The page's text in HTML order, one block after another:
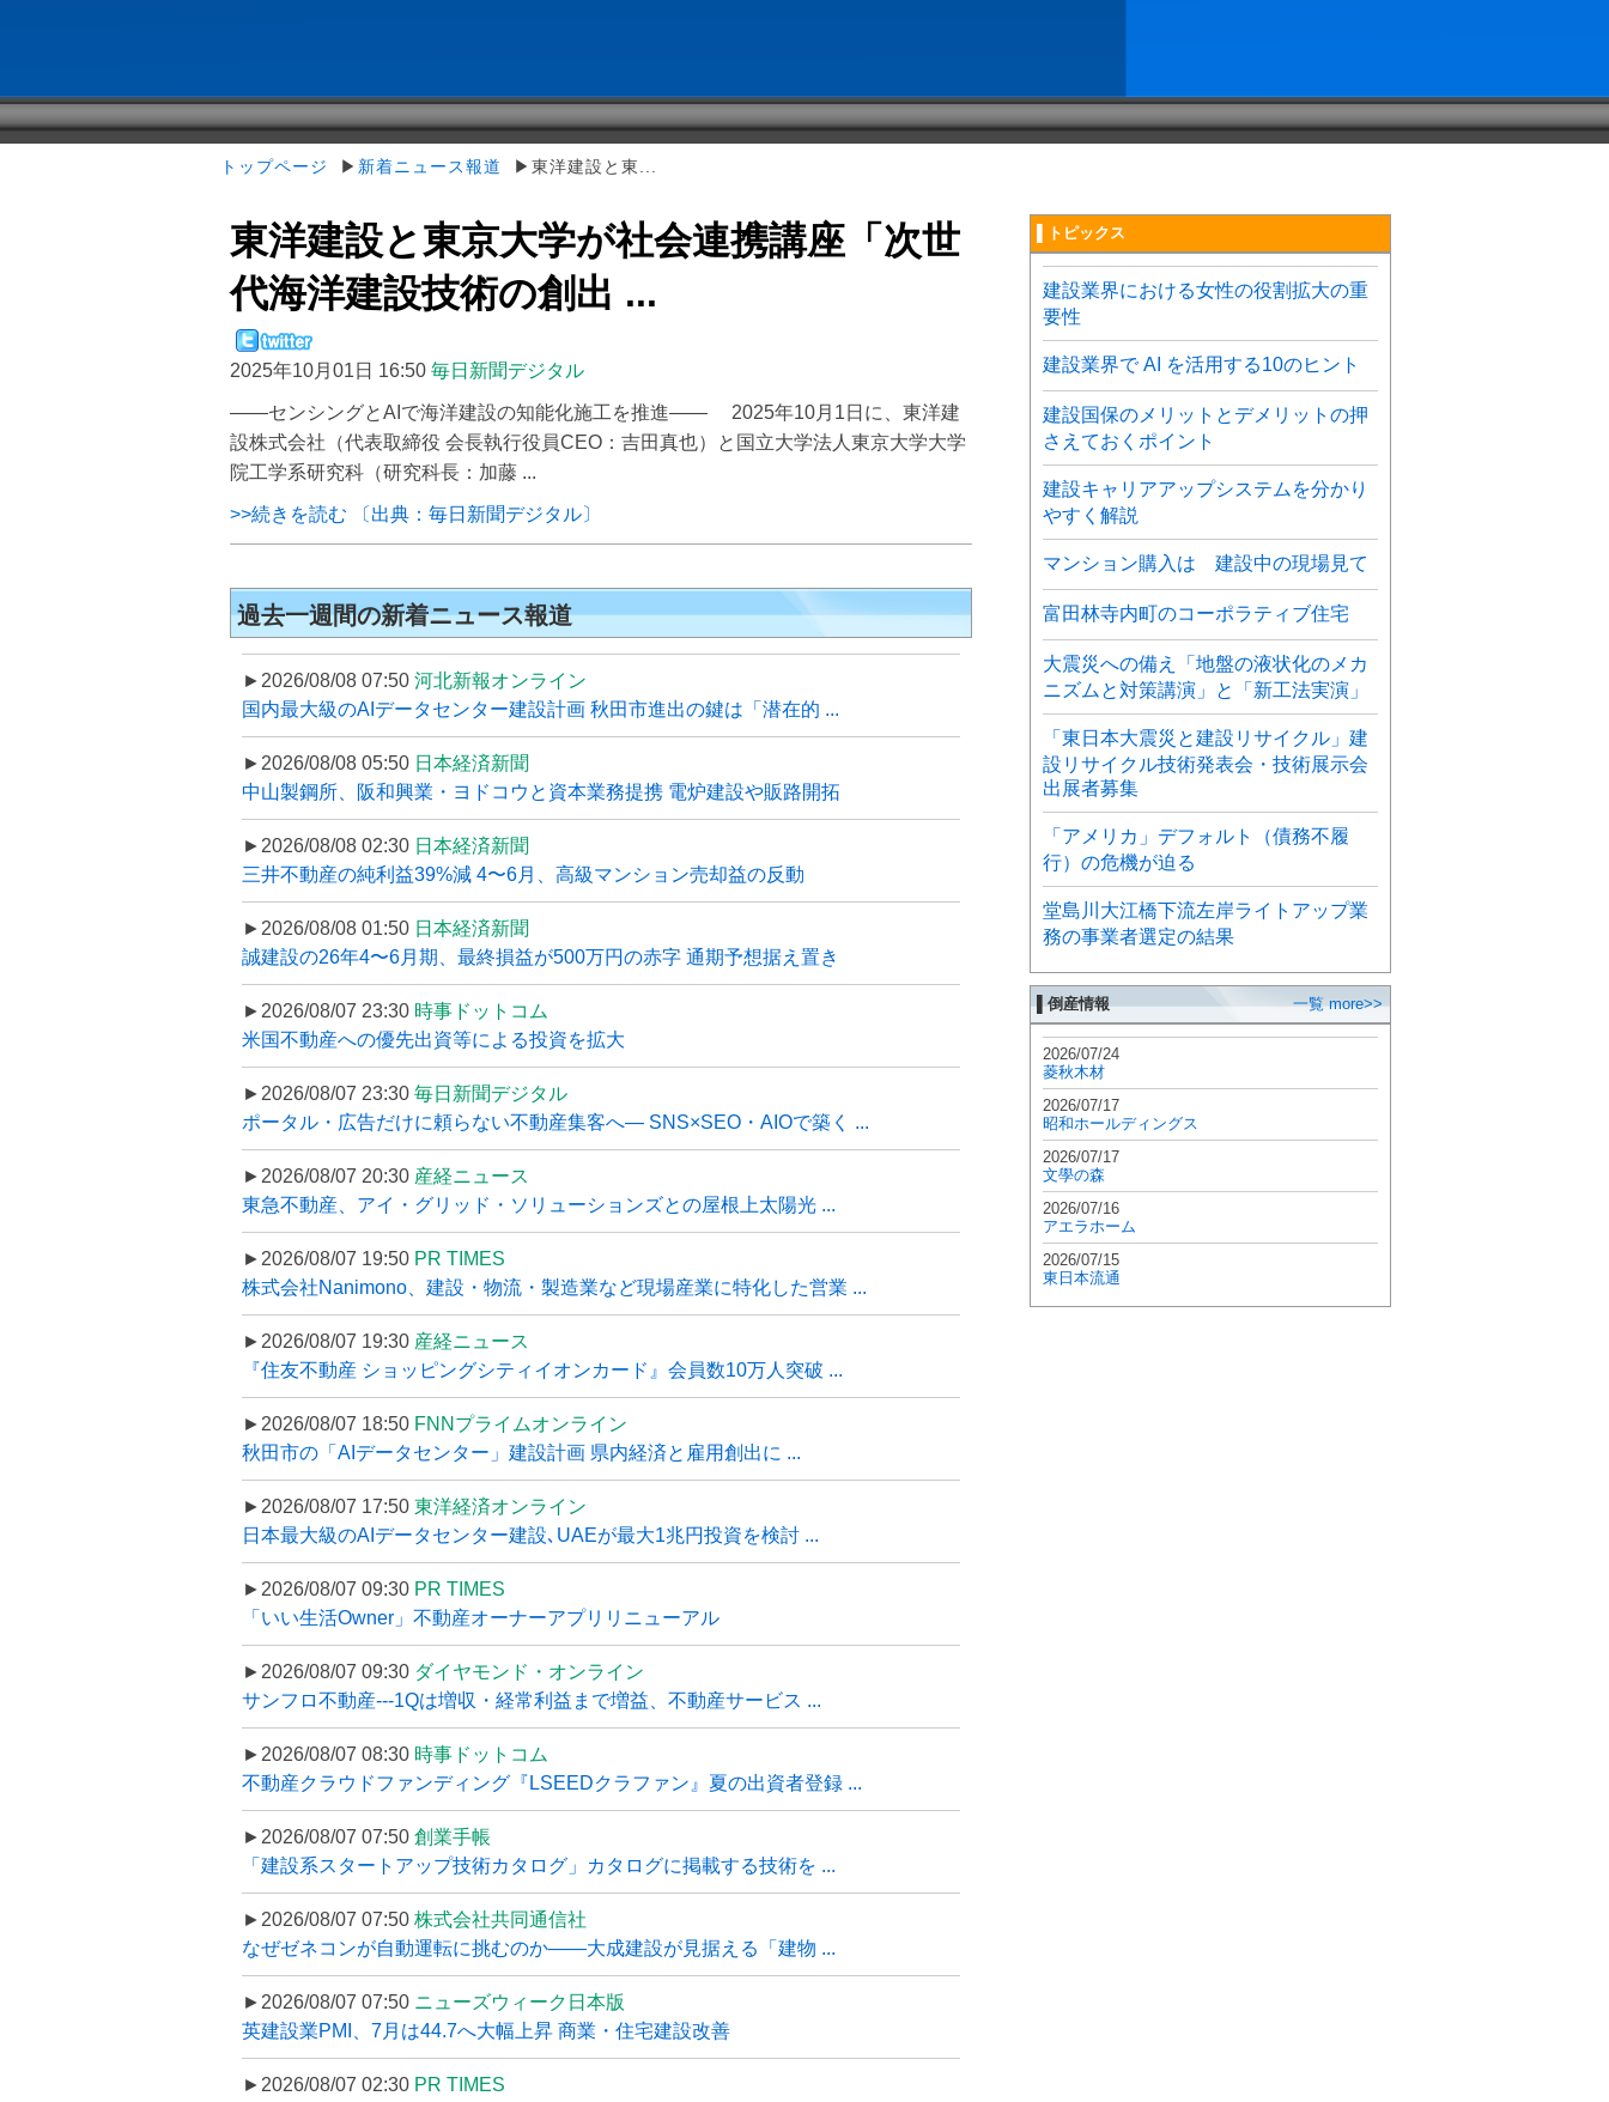
トップページ ▶ 新着ニュース報道 ▶東洋建設と東...
東洋建設と東京大学が社会連携講座「次世
代海洋建設技術の創出 ...
2025年10月01日 16:50 毎日新聞デジタル
――センシングとAIで海洋建設の知能化施工を推進―― 2025年10月1日に、東洋建
設株式会社（代表取締役 会長執行役員CEO：吉田真也）と国立大学法人東京大学大学
院工学系研究科（研究科長：加藤 ...
>>続きを読む 〔出典：毎日新聞デジタル〕
過去一週間の新着ニュース報道
►2026/08/08 07:50 河北新報オンライン
国内最大級のAIデータセンター建設計画 秋田市進出の鍵は「潜在的 ...
►2026/08/08 05:50 日本経済新聞
中山製鋼所、阪和興業・ヨドコウと資本業務提携 電炉建設や販路開拓
►2026/08/08 02:30 日本経済新聞
三井不動産の純利益39%減 4〜6月、高級マンション売却益の反動
►2026/08/08 01:50 日本経済新聞
誠建設の26年4〜6月期、最終損益が500万円の赤字 通期予想据え置き
►2026/08/07 23:30 時事ドットコム
米国不動産への優先出資等による投資を拡大
►2026/08/07 23:30 毎日新聞デジタル
ポータル・広告だけに頼らない不動産集客へ― SNS×SEO・AIOで築く ...
►2026/08/07 20:30 産経ニュース
東急不動産、アイ・グリッド・ソリューションズとの屋根上太陽光 ...
►2026/08/07 19:50 PR TIMES
株式会社Nanimono、建設・物流・製造業など現場産業に特化した営業 ...
►2026/08/07 19:30 産経ニュース
『住友不動産 ショッピングシティイオンカード』会員数10万人突破 ...
►2026/08/07 18:50 FNNプライムオンライン
秋田市の「AIデータセンター」建設計画 県内経済と雇用創出に ...
►2026/08/07 17:50 東洋経済オンライン
日本最大級のAIデータセンター建設､UAEが最大1兆円投資を検討 ...
►2026/08/07 09:30 PR TIMES
「いい生活Owner」不動産オーナーアプリリニューアル
►2026/08/07 09:30 ダイヤモンド・オンライン
サンフロ不動産---1Qは増収・経常利益まで増益、不動産サービス ...
►2026/08/07 08:30 時事ドットコム
不動産クラウドファンディング『LSEEDクラファン』夏の出資者登録 ...
►2026/08/07 07:50 創業手帳
「建設系スタートアップ技術カタログ」カタログに掲載する技術を ...
►2026/08/07 07:50 株式会社共同通信社
なぜゼネコンが自動運転に挑むのか――大成建設が見据える「建物 ...
►2026/08/07 07:50 ニューズウィーク日本版
英建設業PMI、7月は44.7へ大幅上昇 商業・住宅建設改善
►2026/08/07 02:30 PR TIMES
▌トピックス
建設業界における女性の役割拡大の重
要性
建設業界で AI を活用する10のヒント
建設国保のメリットとデメリットの押
さえておくポイント
建設キャリアアップシステムを分かり
やすく解説
マンション購入は 建設中の現場見て
富田林寺内町のコーポラティブ住宅
大震災への備え「地盤の液状化のメカ
ニズムと対策講演」と「新工法実演」
「東日本大震災と建設リサイクル」建
設リサイクル技術発表会・技術展示会
出展者募集
「アメリカ」デフォルト（債務不履
行）の危機が迫る
堂島川大江橋下流左岸ライトアップ業
務の事業者選定の結果
▌倒産情報 一覧 more>>
2026/07/24
菱秋木材
2026/07/17
昭和ホールディングス
2026/07/17
文學の森
2026/07/16
アエラホーム
2026/07/15
東日本流通